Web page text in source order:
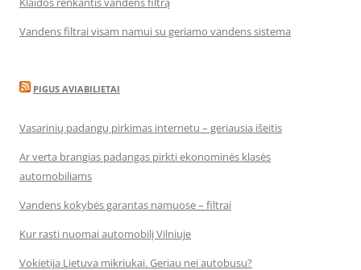
Vandens filtrai visam namui su geriamo vandens sistema
PIGUS AVIABILIETAI
Vasarinių padangų pirkimas internetu – geriausia išeitis
Ar verta brangias padangas pirkti ekonominės klasės
automobiliams
Vandens kokybės garantas namuose – filtrai
Kur rasti nuomai automobilį Vilniuje
Vokietija Lietuva mikriukai. Geriau nei autobusu?